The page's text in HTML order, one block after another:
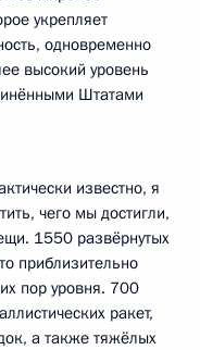
укрепляет
одновременно
высокий уровень
Штатами
известно, я
чего мы достигли,
1550 развёрнутых
приблизительно
пор уровня. 700
ракет,
а также тяжёлых